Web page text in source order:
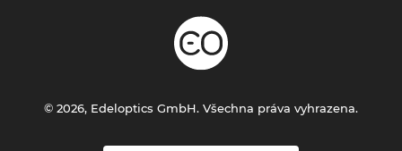
© 2026, Edeloptics GmbH. Všechna práva vyhrazena.